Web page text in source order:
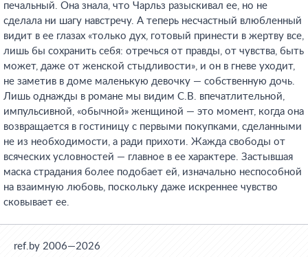
печальный. Она знала, что Чарльз разыскивал ее, но не
сделала ни шагу навстречу. А теперь несчастный влюбленный
видит в ее глазах «только дух, готовый принести в жертву все,
лишь бы сохранить себя: отречься от правды, от чувства, быть
может, даже от женской стыдливости», и он в гневе уходит,
не заметив в доме маленькую девочку — собственную дочь.
Лишь однажды в романе мы видим С.В. впечатлительной,
импульсивной, «обычной» женщиной — это момент, когда она
возвращается в гостиницу с первыми покупками, сделанными
не из необходимости, а ради прихоти. Жажда свободы от
всяческих условностей — главное в ее характере. Застывшая
маска страдания более подобает ей, изначально неспособной
на взаимную любовь, поскольку даже искреннее чувство
сковывает ее.
ref.by 2006—2026